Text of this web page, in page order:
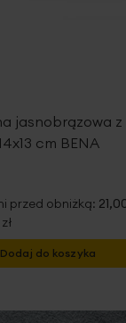
jasnobrązowa
cm BENA
przed obniżką:
Dodaj do koszyka